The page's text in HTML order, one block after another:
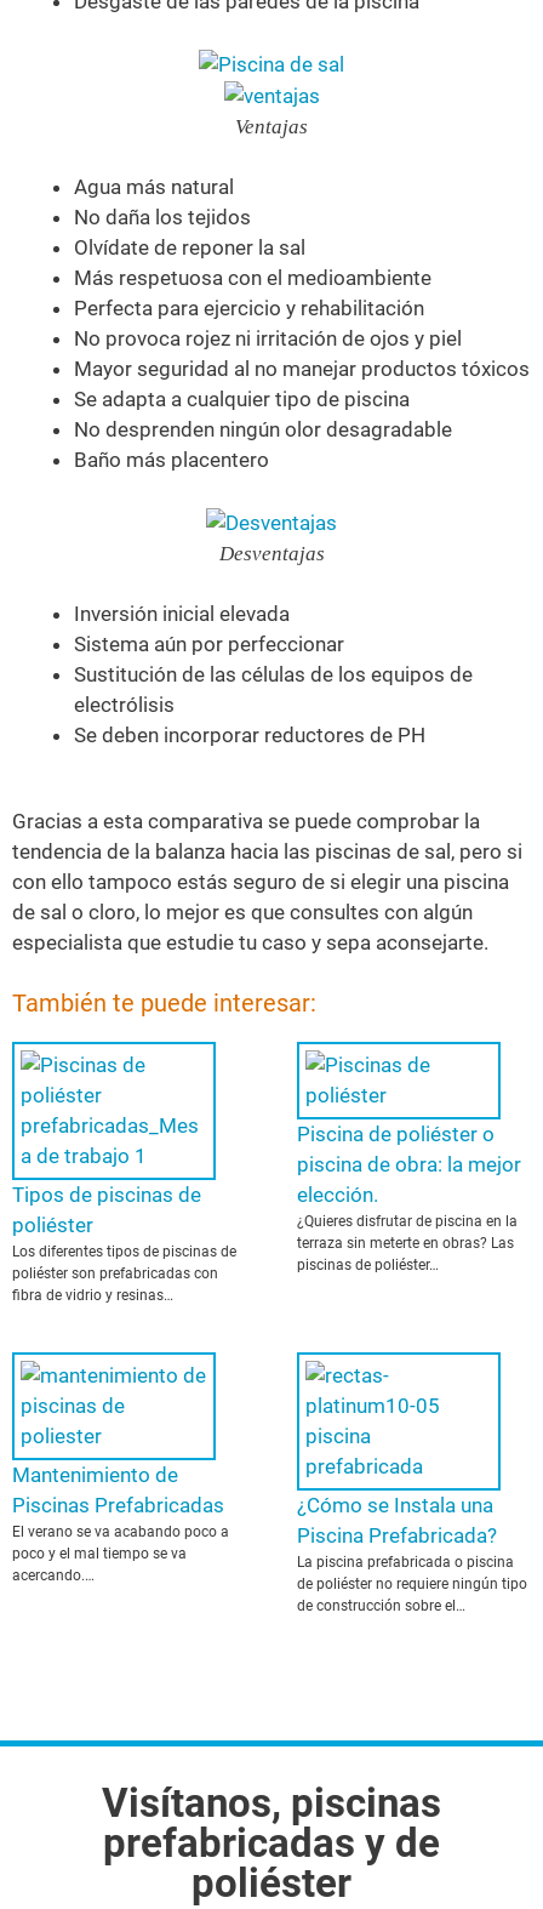
Ventajas
Agua más natural
No daña los tejidos
Olvídate de reponer la sal
Más respetuosa con el medioambiente
Perfecta para ejercicio y rehabilitación
No provoca rojez ni irritación de ojos y piel
Mayor seguridad al no manejar productos tóxicos
Se adapta a cualquier tipo de piscina
No desprenden ningún olor desagradable
Baño más placentero
Desventajas
Inversión inicial elevada
Sistema aún por perfeccionar
Sustitución de las células de los equipos de
electrólisis
Se deben incorporar reductores de PH
Gracias a esta comparativa se puede comprobar la
tendencia de la balanza hacia las piscinas de sal, pero si
con ello tampoco estás seguro de si elegir una piscina
de sal o cloro, lo mejor es que consultes con algún
especialista que estudie tu caso y sepa aconsejarte.
También te puede interesar:
Tipos de piscinas de
poliéster
Los diferentes tipos de piscinas de
poliéster son prefabricadas con
fibra de vidrio y resinas…
Piscina de poliéster o
piscina de obra: la mejor
elección.
¿Quieres disfrutar de piscina en la
terraza sin meterte en obras? Las
piscinas de poliéster…
Mantenimiento de
Piscinas Prefabricadas
El verano se va acabando poco a
poco y el mal tiempo se va
acercando.…
¿Cómo se Instala una
Piscina Prefabricada?
La piscina prefabricada o piscina
de poliéster no requiere ningún tipo
de construcción sobre el…
Visítanos, piscinas
prefabricadas y de
poliéster